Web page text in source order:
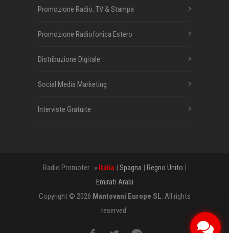
Promozione Radio, TV & Stampa
Promozione Radiofonica Estero
Distribuzione Digitale
Social Media Marketing
Interviste Gratuite
Radio Promoter » Italia| Spagna | Regno Unito |
Emirati Arabi
Copyright © 2026 Mantovani Europe SL. All rights
reserved.